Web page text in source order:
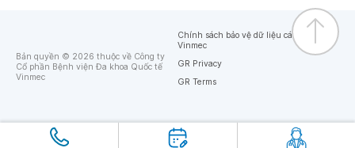
Bản quyền © 2026 thuộc về Công ty
Cổ phần Bệnh viện Đa khoa Quốc tế
Vinmec
Chính sách bảo vệ dữ liệu cá nhân của
Vinmec
GR Privacy
GR Terms